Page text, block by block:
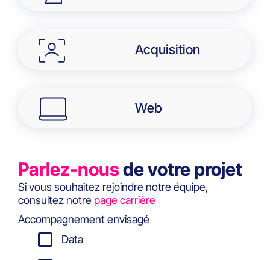
Acquisition
Web
Parlez-nousde votre projet
Si vous souhaitez rejoindre notre équipe,
consultez notre page carrière
Accompagnement envisagé
Data